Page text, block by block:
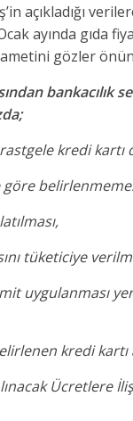
ayında gıda
gözler
bankacılık
kredi kartı
göre
tüketiciye
uygulanması
kredi
Ücretlere